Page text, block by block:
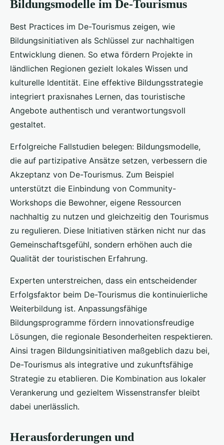
Bildungsmodelle im De-Tourismus
Best Practices im De-Tourismus zeigen, wie
Bildungsinitiativen als Schlüssel zur nachhaltigen
Entwicklung dienen. So etwa fördern Projekte in
ländlichen Regionen gezielt lokales Wissen und
kulturelle Identität. Eine effektive Bildungsstrategie
integriert praxisnahes Lernen, das touristische
Angebote authentisch und verantwortungsvoll
gestaltet.
Erfolgreiche Fallstudien belegen: Bildungsmodelle,
die auf partizipative Ansätze setzen, verbessern die
Akzeptanz von De-Tourismus. Zum Beispiel
unterstützt die Einbindung von Community-
Workshops die Bewohner, eigene Ressourcen
nachhaltig zu nutzen und gleichzeitig den Tourismus
zu regulieren. Diese Initiativen stärken nicht nur das
Gemeinschaftsgefühl, sondern erhöhen auch die
Qualität der touristischen Erfahrung.
Experten unterstreichen, dass ein entscheidender
Erfolgsfaktor beim De-Tourismus die kontinuierliche
Weiterbildung ist. Anpassungsfähige
Bildungsprogramme fördern innovationsfreudige
Lösungen, die regionale Besonderheiten respektieren.
Ainsi tragen Bildungsinitiativen maßgeblich dazu bei,
De-Tourismus als integrative und zukunftsfähige
Strategie zu etablieren. Die Kombination aus lokaler
Verankerung und gezieltem Wissenstransfer bleibt
dabei unerlässlich.
Herausforderungen und